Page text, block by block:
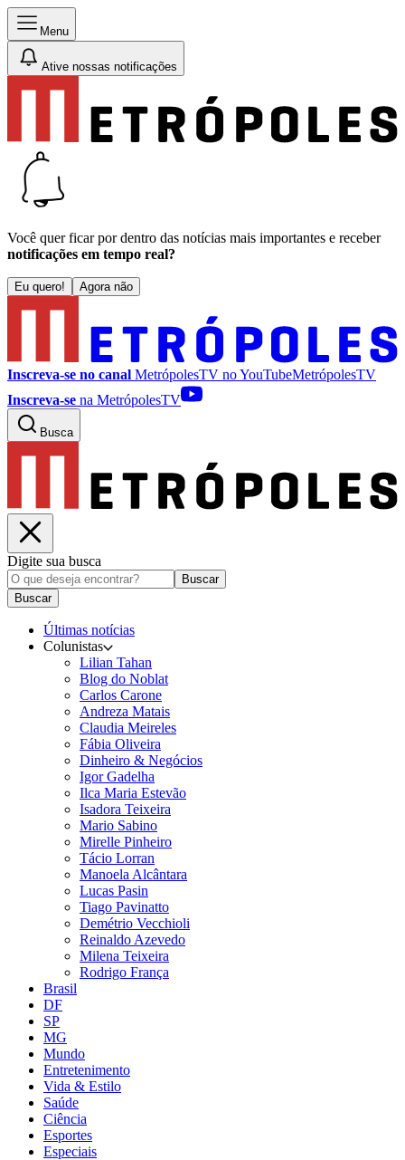
Menu
Ative nossas notificações
Você quer ficar por dentro das notícias mais importantes e receber
notificações em tempo real?
Eu quero! Agora não
Inscreva-se no canal MetrópolesTV noYouTubeMetrópolesTV
Inscreva-se na MetrópolesTV
Busca
Digite sua busca
Buscar
Buscar
Últimas notícias
Colunistas
Lilian Tahan
Blog do Noblat
Carlos Carone
Andreza Matais
Claudia Meireles
Fábia Oliveira
Dinheiro & Negócios
Igor Gadelha
Ilca Maria Estevão
Isadora Teixeira
Mario Sabino
Mirelle Pinheiro
Tácio Lorran
Manoela Alcântara
Lucas Pasin
Tiago Pavinatto
Demétrio Vecchioli
Reinaldo Azevedo
Milena Teixeira
Rodrigo França
Brasil
DF
SP
MG
Mundo
Entretenimento
Vida & Estilo
Saúde
Ciência
Esportes
Especiais